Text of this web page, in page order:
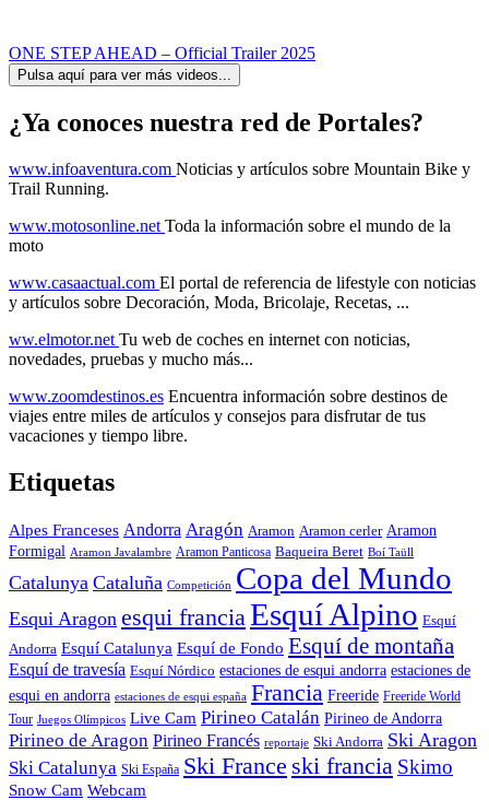
ONE STEP AHEAD – Official Trailer 2025
Pulsa aquí para ver más videos...
¿Ya conoces nuestra red de Portales?
www.infoaventura.com Noticias y artículos sobre Mountain Bike y
Trail Running.
www.motosonline.net Toda la información sobre el mundo de la
moto
www.casaactual.com El portal de referencia de lifestyle con noticias
y artículos sobre Decoración, Moda, Bricolaje, Recetas, ...
ww.elmotor.net Tu web de coches en internet con noticias,
novedades, pruebas y mucho más...
www.zoomdestinos.es Encuentra información sobre destinos de
viajes entre miles de artículos y consejos para disfrutar de tus
vacaciones y tiempo libre.
Etiquetas
Alpes Franceses Andorra Aragón Aramon Aramon cerler Aramon
Formigal Aramon Javalambre Aramon Panticosa Baqueira Beret Boí Taüll
Catalunya Cataluña Competición Copa del Mundo
Esqui Aragon esqui francia Esquí Alpino Esquí
Andorra Esquí Catalunya Esquí de Fondo Esquí de montaña
Esquí de travesía Esquí Nórdico estaciones de esqui andorra estaciones de
esqui en andorra estaciones de esqui españa Francia Freeride Freeride World
Tour Juegos Olímpicos Live Cam Pirineo Catalán Pirineo de Andorra
Pirineo de Aragon Pirineo Francés reportaje Ski Andorra Ski Aragon
Ski Catalunya Ski España Ski France ski francia Skimo
Snow Cam Webcam